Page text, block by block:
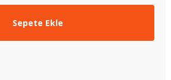
Sepete Ekle